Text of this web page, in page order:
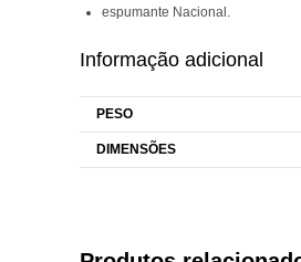
espumante Nacional.
Informação adicional
PESO
DIMENSÕES